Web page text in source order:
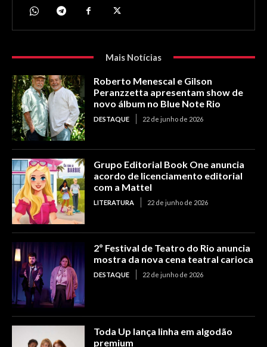
Mais Notícias
Roberto Menescal e Gilson
Peranzzetta apresentam show de
novo álbum no Blue Note Rio
DESTAQUE 22 de junho de 2026
Grupo Editorial Book One anuncia
acordo de licenciamento editorial
com a Mattel
LITERATURA 22 de junho de 2026
2º Festival de Teatro do Rio anuncia
mostra da nova cena teatral carioca
DESTAQUE 22 de junho de 2026
Toda Up lança linha em algodão
premium